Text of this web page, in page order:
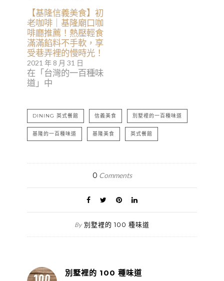
【基隆信義美食】初
老咖啡｜基隆廟口咖
啡廳推薦！熱壓輕食
滿滿餡料不手軟，享
受巷弄裡的慢時光！
2021 年 8 月 31 日
在「台灣的一百種味
道」中
DINING 英式餐館 信義美食 別墅裡的一百種味道
基隆的一百種味道 基隆美食 英式餐館
0 Comments
By 別墅裡的 100 種味道
別墅裡的 100 種味道